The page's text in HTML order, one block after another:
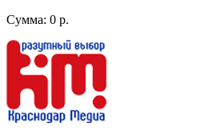
Сумма: 0 р.